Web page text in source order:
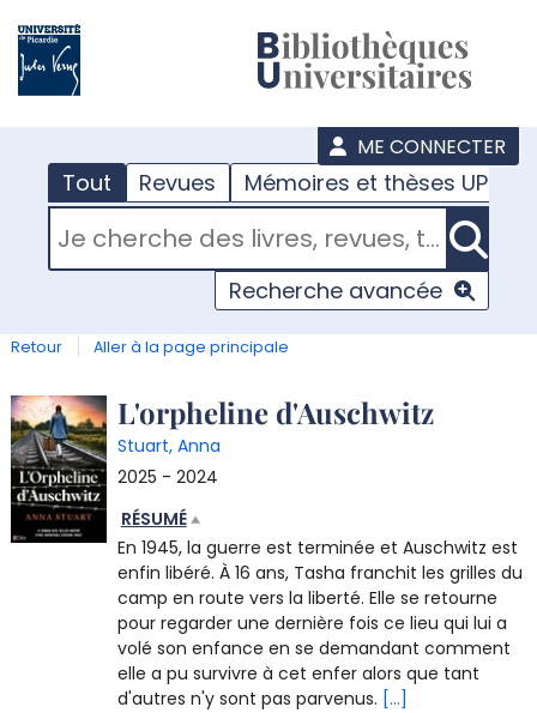
ME CONNECTER
Tout Revues Mémoires et thèses UPJV
RECHERCHER DANS "TOUT"
Recherche avancée
Retour Aller à la page principale
Détail
document
L'orpheline d'Auschwitz
Stuart, Anna
2025 - 2024
RÉSUMÉ
En 1945, la guerre est terminée et Auschwitz est
enfin libéré. À 16 ans, Tasha franchit les grilles du
camp en route vers la liberté. Elle se retourne
pour regarder une dernière fois ce lieu qui lui a
volé son enfance en se demandant comment
elle a pu survivre à cet enfer alors que tant
d'autres n'y sont pas parvenus. [...]